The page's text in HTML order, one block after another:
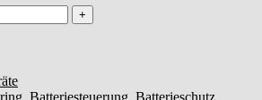
Batteriesteuerung, Batterieschutz